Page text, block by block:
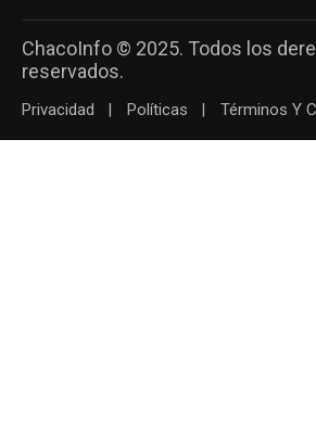
ChacoInfo © 2025. Todos los
reservados.
Privacidad Políticas Términos Y